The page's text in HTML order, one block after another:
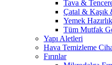
Tava &
Çatal & Kaşık
Yemek
Tüm Mutfak
Yapı Aletleri
Hava Temizleme
Fırınlar